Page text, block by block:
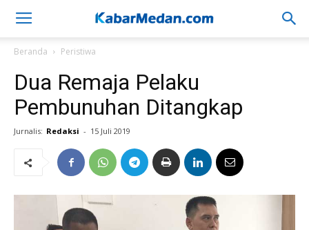
Beranda Peristiwa
Dua Remaja Pelaku
Pembunuhan Ditangkap
Jurnalis: Redaksi - 15 Juli 2019